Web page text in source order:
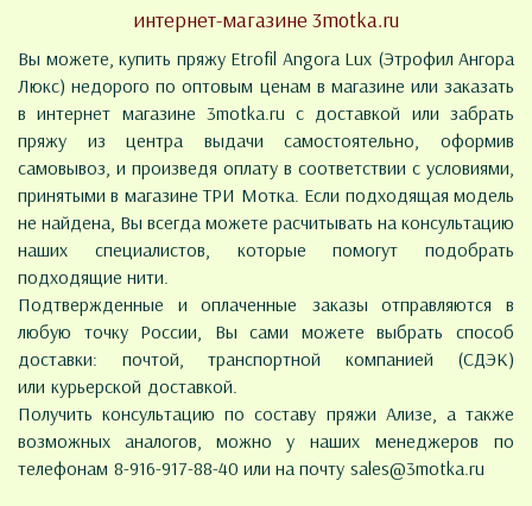
интернет-магазине 3motka.ru
Вы можете, купить пряжу Etrofil Angora Lux (Этрофил Ангора
Люкс) недорого по оптовым ценам в магазине или заказать
в интернет магазине 3motka.ru с доставкой или забрать
пряжу из центра выдачи самостоятельно, оформив
самовывоз, и произведя оплату в соответствии с условиями,
принятыми в магазине ТРИ Мотка. Если подходящая модель
не найдена, Вы всегда можете расчитывать на консультацию
наших специалистов, которые помогут подобрать
подходящие нити.
Подтвержденные и оплаченные заказы отправляются в
любую точку России, Вы сами можете выбрать способ
доставки: почтой, транспортной компанией (СДЭК)
или курьерской доставкой.
Получить консультацию по составу пряжи Ализе, а также
возможных аналогов, можно у наших менеджеров по
телефонам 8-916-917-88-40 или на почту sales@3motka.ru